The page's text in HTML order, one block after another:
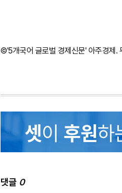
©'5개국어 글로벌 경제신문' 아주경제.
댓글 0